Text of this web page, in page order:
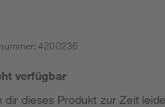
:4200236
verfügbar
dir dieses Produkt zur Zeit